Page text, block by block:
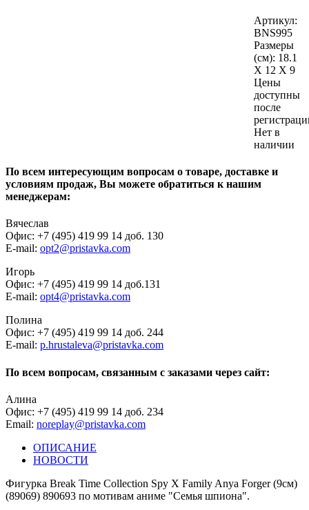
Артикул:
BNS995
Размеры
(см): 18.1
X 12 X 9
Цены
доступны
после
Нет в
наличии
По всем интересующим вопросам о товаре, доставке и
условиям продаж, Вы можете обратиться к нашим
менеджерам:
Вячеслав
Офис: +7 (495) 419 99 14 доб. 130
E-mail: opt2@pristavka.com
Игорь
Офис: +7 (495) 419 99 14 доб.131
E-mail: opt4@pristavka.com
Полина
Офис: +7 (495) 419 99 14 доб. 244
E-mail: p.hrustaleva@pristavka.com
По всем вопросам, связанным с заказами через сайт:
Алина
Офис: +7 (495) 419 99 14 доб. 234
Email: noreplay@pristavka.com
ОПИСАНИЕ
НОВОСТИ
Фигурка Break Time Collection Spy X Family Anya Forger (9см)
(89069) 890693 по мотивам аниме "Семья шпиона".